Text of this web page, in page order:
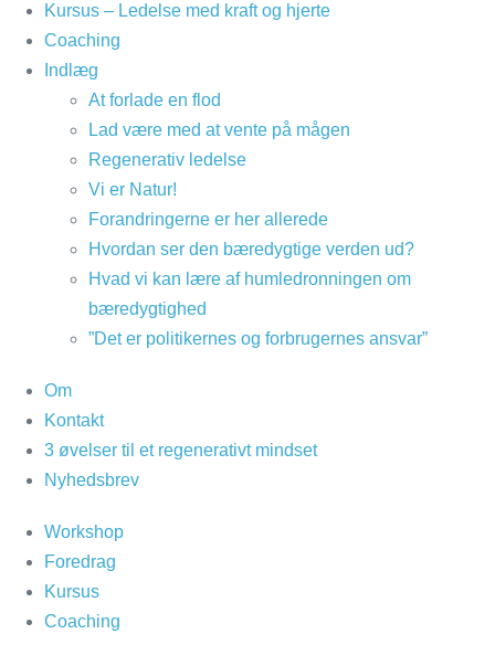
Kursus – Ledelse med kraft og hjerte
Coaching
Indlæg
At forlade en flod
Lad være med at vente på mågen
Regenerativ ledelse
Vi er Natur!
Forandringerne er her allerede
Hvordan ser den bæredygtige verden ud?
Hvad vi kan lære af humledronningen om
bæredygtighed
”Det er politikernes og forbrugernes ansvar”
Om
Kontakt
3 øvelser til et regenerativt mindset
Nyhedsbrev
Workshop
Foredrag
Kursus
Coaching